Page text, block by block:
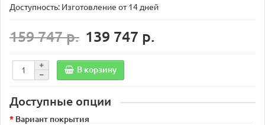
Доступность: Изготовление от 14 дней
159 747 р. 139 747 р.
В корзину
Доступные опции
Вариант покрытия